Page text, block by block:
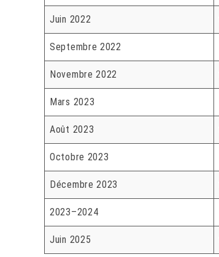
Juin 2022
Septembre 2022
Novembre 2022
Mars 2023
Août 2023
Octobre 2023
Décembre 2023
2023–2024
Juin 2025